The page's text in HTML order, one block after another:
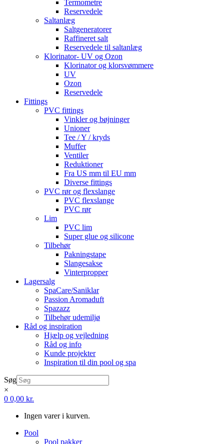
Termometre
Reservedele
Saltanlæg
Saltgeneratorer
Raffineret salt
Reservedele til saltanlæg
Klorinator- UV og Ozon
Klorinator og klorsvømmere
UV
Ozon
Reservedele
Fittings
PVC fittings
Vinkler og bøjninger
Unioner
Tee / Y / kryds
Muffer
Ventiler
Reduktioner
Fra US mm til EU mm
Diverse fittings
PVC rør og flexslange
PVC flexslange
PVC rør
Lim
PVC lim
Super glue og silicone
Tilbehør
Pakningstape
Slangesakse
Vinterpropper
Lagersalg
SpaCare/Saniklar
Passion Aromaduft
Spazazz
Tilbehør udemiljø
Råd og inspiration
Hjælp og vejledning
Råd og info
Kunde projekter
Inspiration til din pool og spa
Søg
×
0 0,00 kr.
Ingen varer i kurven.
Pool
Pool pakker